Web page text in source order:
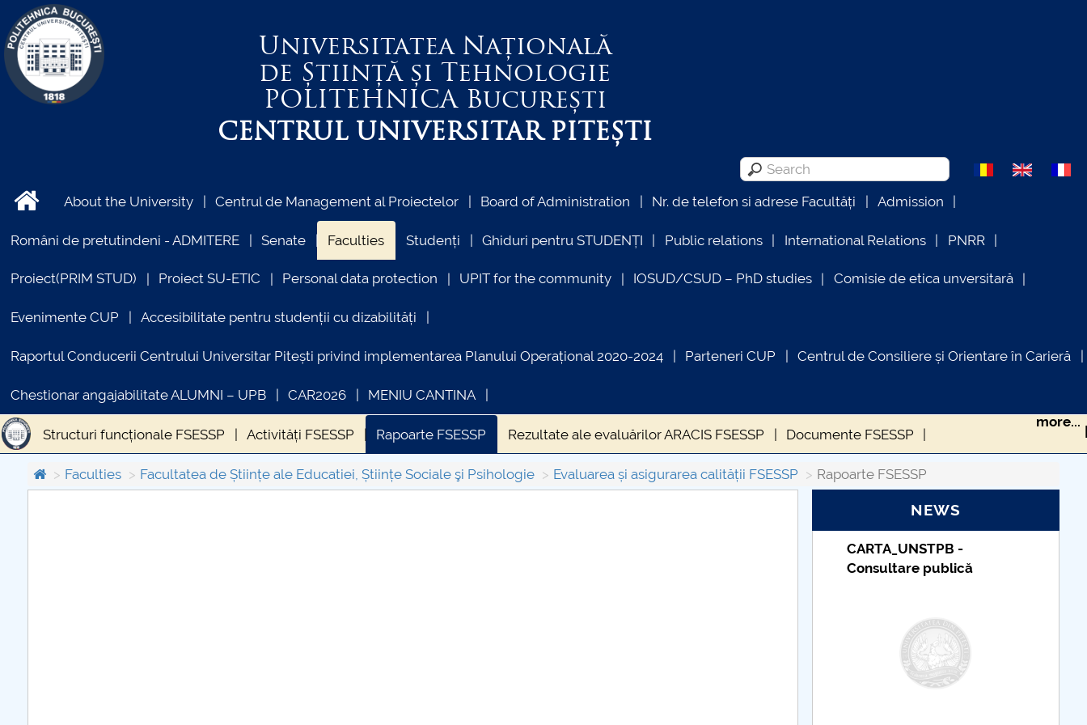
Universitatea Națională
de Știință și Tehnologie
POLITEHNICABucurești
CENTRUL UNIVERSITAR PITEȘTI
About the University Centrul de Management al Proiectelor Board of Administration Nr. de telefon si adrese Facultăți Admission
Români de pretutindeni - ADMITERE Senate Faculties Studenți Ghiduri pentru STUDENȚI Public relations International Relations PNRR
Proiect(PRIM STUD) Proiect SU-ETIC Personal data protection UPIT for the community IOSUD/CSUD – PhD studies Comisie de etica unversitară
Evenimente CUP Accesibilitate pentru studenții cu dizabilități
Raportul Conducerii Centrului Universitar Pitești privind implementarea Planului Operațional 2020-2024 Parteneri CUP Centrul de Consiliere și Orientare în Carieră
Chestionar angajabilitate ALUMNI – UPB CAR2026 MENIU CANTINA
Structuri funcționale FSESSP Activități FSESSP Rapoarte FSESSP Rezultate ale evaluărilor ARACIS FSESSP Documente FSESSP
more...
Faculties Facultatea de Științe ale Educatiei, Științe Sociale şi Psihologie Evaluarea și asigurarea calității FSESSP Rapoarte FSESSP
NEWS
Taxe de școlarizare
indexate – Centrul